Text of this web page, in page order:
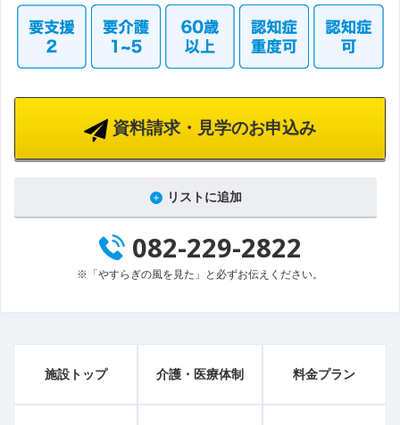
資料請求・見学のお申込み
リストに追加
082-229-2822
※「やすらぎの風を見た」と必ずお伝えください。
施設トップ 介護・医療体制 料金プラン